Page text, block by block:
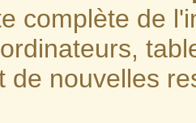
complète de
de nouvelles